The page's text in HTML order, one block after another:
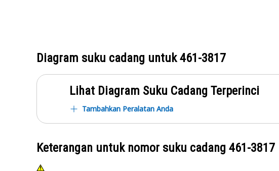
Diagram suku cadang untuk461-3817
Lihat Diagram Suku Cadang Terperinci
Tambahkan Peralatan Anda
Keterangan untuk nomor suku cadang 461-3817